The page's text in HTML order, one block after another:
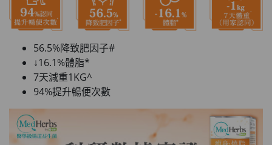
56.5%降致肥因子#
↓16.1%體脂*
7天減重1KG^
94%提升暢便次數